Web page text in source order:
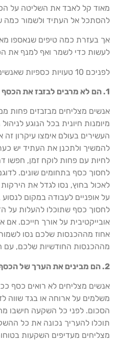
מאוד קל לאבד את השליטה על
להסתכל אל העתיד ולשמור כמה
אך בעזרת כמה טיפים שנאספו
לעשות כדי לשמר ואף למנף את
לפניכם 10 טעויות כספיות שאנשים מצליחים לא עושים:
1. הם לא מרבים לבזבז את הכסף שהם מרוויחים
אנשים מצליחים מבזבזים פחות
מיומנות חיונית בכל הנוגע
העשירים בעולם אימצו עיקרון
להמשיך ולתכנן את העתיד יש
לחיות עם פחות לוקח זמן, חפשו
לחסוך כסף בתחומים שונים.
לאכול בחוץ, נסו לגדל את
על אופניים לעבודה במקום לנסוע
לחסוך כסף שתוכלו להעלות על
מההכנסות החודשיות שלכם, עם
2. הם מבינים את הערך של הכסף
אנשים מצליחים לא רואים כסף
משלמים על ארוחה או בגד שווה
הסכום. לפני כל השקעה חישבו
תוכלו להעריך נכונה את כל
מצליחים מעדיפים השקעות